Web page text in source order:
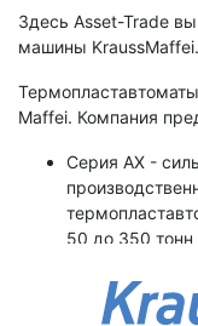
Здесь Asset-Trade
машины KraussMaffei.
Maffei. Компания
Серия AX -
50 до 350 тонн
Серия CX -
прижимными
Фото товара